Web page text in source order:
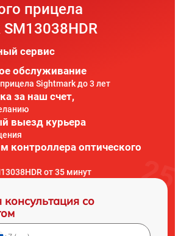
прицела
сервис
обслуживание
Sightmark до 3 лет
за наш счет,
выезд курьера
контроллера оптического
от 35 минут
консультация со